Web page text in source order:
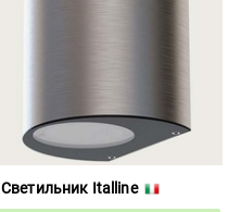
Светильник Italline